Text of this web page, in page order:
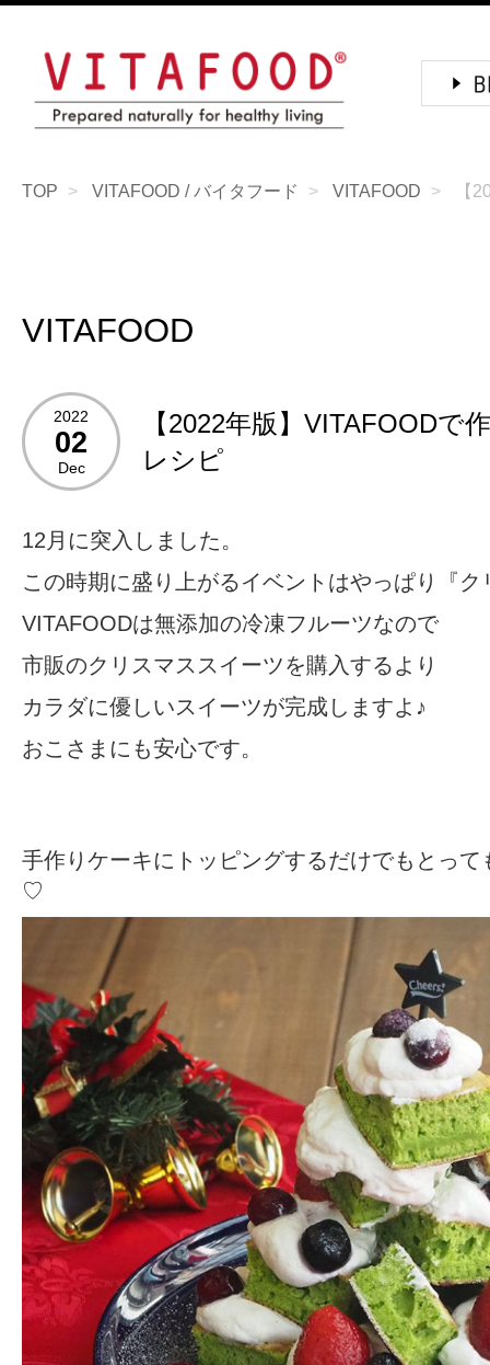
TOP VITAFOOD / バイタフード VITAFOOD 【
VITAFOOD
2022
02
Dec
【2022年版】VITAFOODで
レシピ
12月に突入しました。
この時期に盛り上がるイベントはやっぱり『
VITAFOODは無添加の冷凍フルーツなので
市販のクリスマススイーツを購入するより
カラダに優しいスイーツが完成しますよ♪
おこさまにも安心です。
手作りケーキにトッピングするだけでもとって
♡